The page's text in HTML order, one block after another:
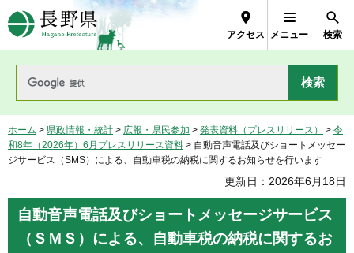
長野県Nagano Prefecture
アクセス メニュー 検索
ホーム > 県政情報・統計 > 広報・県民参加 > 発表資料（プレスリリース） > 令
和8年（2026年）6月プレスリリース資料 > 自動音声電話及びショートメッセー
ジサービス（SMS）による、自動車税の納税に関するお知らせを行います
更新日：2026年6月18日
自動音声電話及びショートメッセージサービス
（ＳＭＳ）による、自動車税の納税に関するお